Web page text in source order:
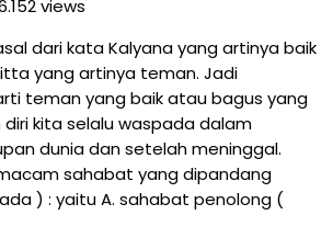
views
dari kata Kalyana yang artinya baik
yang artinya teman. Jadi
teman yang baik atau bagus yang
kita selalu waspada dalam
dunia dan setelah meninggal.
sahabat yang dipandang
) : yaitu A. sahabat penolong (